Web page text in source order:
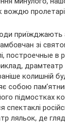
вождю
приїжджають
зі
построечные в
драмтеатр
колишній
собою
підмостках
спектаклі
ляльок, де